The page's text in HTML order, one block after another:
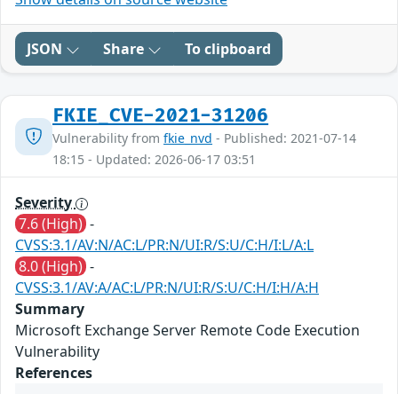
JSON Share To clipboard
FKIE_CVE-2021-31206
Vulnerability from fkie_nvd - Published: 2021-07-14
18:15 - Updated: 2026-06-17 03:51
Severity
7.6 (High) -
CVSS:3.1/AV:N/AC:L/PR:N/UI:R/S:U/C:H/I:L/A:L
8.0 (High) -
CVSS:3.1/AV:A/AC:L/PR:N/UI:R/S:U/C:H/I:H/A:H
Summary
Microsoft Exchange Server Remote Code Execution
Vulnerability
References